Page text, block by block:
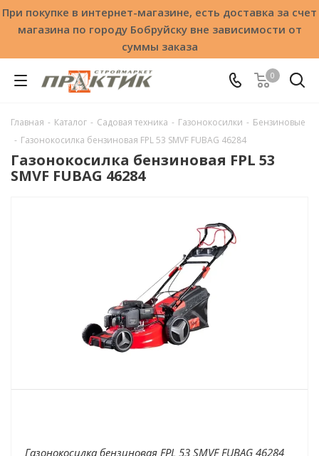
При покупке в интернет-магазине, есть доставка за счет
магазина по городу Бобруйску вне зависимости от
суммы заказа
0
Главная - Каталог - Садовая техника - Газонокосилки - Бензиновые
- Газонокосилка бензиновая FPL 53 SMVF FUBAG 46284
Газонокосилка бензиновая FPL 53
SMVF FUBAG 46284
Газонокосилка бензиновая FPL 53 SMVF FUBAG 46284